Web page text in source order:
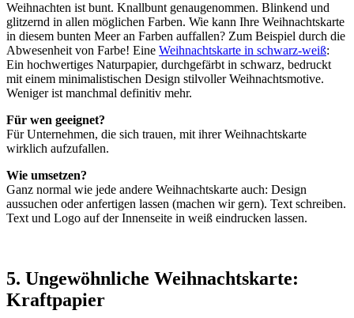
Weihnachten ist bunt. Knallbunt genaugenommen. Blinkend und
glitzernd in allen möglichen Farben. Wie kann Ihre Weihnachtskarte
in diesem bunten Meer an Farben auffallen? Zum Beispiel durch die
Abwesenheit von Farbe! Eine Weihnachtskarte in schwarz-weiß:
Ein hochwertiges Naturpapier, durchgefärbt in schwarz, bedruckt
mit einem minimalistischen Design stilvoller Weihnachtsmotive.
Weniger ist manchmal definitiv mehr.
Für wen geeignet?
Für Unternehmen, die sich trauen, mit ihrer Weihnachtskarte
wirklich aufzufallen.
Wie umsetzen?
Ganz normal wie jede andere Weihnachtskarte auch: Design
aussuchen oder anfertigen lassen (machen wir gern). Text schreiben.
Text und Logo auf der Innenseite in weiß eindrucken lassen.
5. Ungewöhnliche Weihnachtskarte:
Kraftpapier